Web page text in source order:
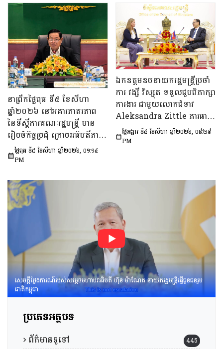
ប្រធាន និងជាប្រធាន​ក្រុម​ការងារ​
ទី៣នៃក្រុមប្រឹក្សាអ្នកច្បាប់ និង
ឯកឧត្តម ចែម ផល្លា អនុប្រធាន​
និង​ជា​ប្រធាន​ក្រុមការងារទី៣នៃ
ក្រុមប្រឹក្សាសេដ្ឋកិច្ច សង្គមកិច្ច
និង​វប្បធម៌ ដើម្បីពិនិត្យ​និង​
ពិភាក្សា​លើ «សេចក្តីព្រាង
ផែនការ​សកម្មភាពជាតិ​​ស្ដីពី​ការ
បង្ការទប់ស្កាត់​អាពាហ៍ពិពាហ៍​
នៅវ័យក្មេង​និងការ​មាន​ផ្ទៃពោះ​
នៅ​វ័យជំទង់​នៅកម្ពុជា
ឆ្នាំ២០២៦-២០៣០»។
នាព្រឹកថ្ងៃពុធ ទី៥ ខែសីហា
ឆ្នាំ២០២៦ នៅអគារភាតរភាព
នៃទីស្តីការគណៈរដ្ឋមន្រ្តី មាន
រៀបចំកិច្ចប្រជុំ ក្រោមអធិបតីភាព
ឯកឧត្តម ឆឺយ រឿន រដ្ឋលេខាធិ
ការ​ទីស្តីការគណៈរដ្ឋមន្ត្រី ដើម្បី
ព្រាង​គំរូ​របាយការណ៍​សង្ខេប​ស្ដីពី​
វឌ្ឍនភាព​និងសមិទ្ធផល​សំខាន់ៗ​
របស់​រាជរដ្ឋាភិបាល​នៃ​
ព្រះរាជាណាចក្រកម្ពុជា។
ថ្ងៃពុធ ទី៥ ខែសីហា ឆ្នាំ២០២៦, ០១:១៤
PM
ឯកឧត្តមឧបនាយករដ្ឋមន្ត្រីប្រចាំ
ការ វង្សី វិស្សុត ទទួលជួបពិភាក្សា
ការងារ ជាមួយលោកជំទាវ
Aleksandra Zittle ភារធារី
ស្តីទីនៃស្ថានទូតសហរដ្ឋអាម៉េរិក
ប្រចាំកម្ពុជា
ថ្ងៃអង្គារ ទី៤ ខែសីហា ឆ្នាំ២០២៦, ០៨:២៩
PM
សេចក្តីថ្លែងការណ៍របស់សម្តេចមហាបវរធិបតី ហ៊ុន ម៉ាណែត នាយករដ្ឋមន្រ្តីផ្ញើជូនជនរួម
ជាតិកម្ពុជា
ប្រភេទអត្ថបទ
ព័ត៌មានទូទៅ 445